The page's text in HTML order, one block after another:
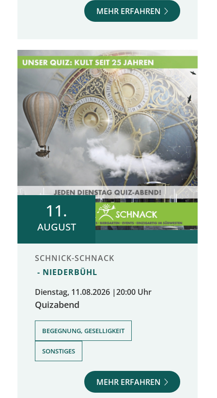
MEHR ERFAHREN
11.
AUGUST
SCHNICK-SCHNACK
NIEDERBÜHL
Dienstag, 11.08.2026 |20:00 Uhr
Quizabend
BEGEGNUNG, GESELLIGKEIT
SONSTIGES
MEHR ERFAHREN